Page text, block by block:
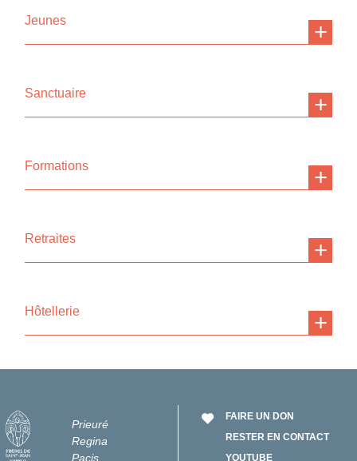
Jeunes
Sanctuaire
Formations
Retraites
Hôtellerie
Prieuré
Regina
Pacis
FAIRE UN DON
RESTER EN CONTACT
YOUTUBE